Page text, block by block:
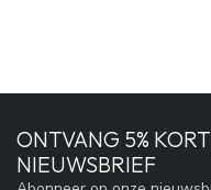
ONTVANG 5%
NIEUWSBRIEF